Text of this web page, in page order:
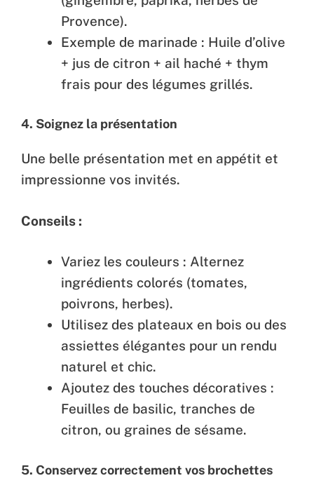
Provence).
Exemple de marinade : Huile d’olive
+ jus de citron + ail haché + thym
frais pour des légumes grillés.
4. Soignez la présentation
Une belle présentation met en appétit et
impressionne vos invités.
Conseils :
Variez les couleurs : Alternez
ingrédients colorés (tomates,
poivrons, herbes).
Utilisez des plateaux en bois ou des
assiettes élégantes pour un rendu
naturel et chic.
Ajoutez des touches décoratives :
Feuilles de basilic, tranches de
citron, ou graines de sésame.
5. Conservez correctement vos brochettes